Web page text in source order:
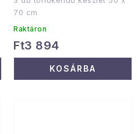
70 cm
Raktáron
Ft3 894
KOSÁRBA